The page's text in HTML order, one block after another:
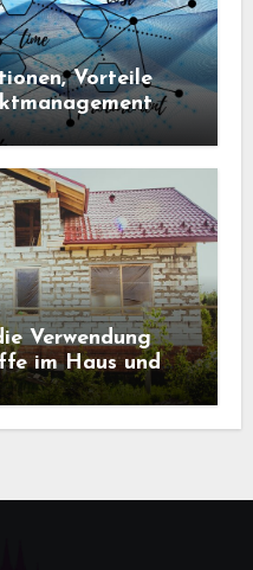
Vorteile
Verwendung
im Haus und